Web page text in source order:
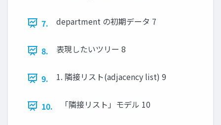
7. department の初期データ 7
8. 表現したいツリー 8
9. 1. 隣接リスト(adjacency list) 9
10. 「隣接リスト」モデル 10